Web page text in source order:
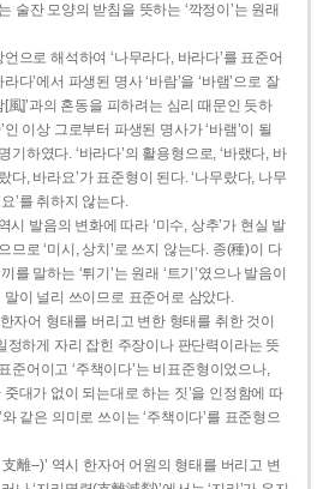
술잔 모양의 받침을 뜻하는 ‘깍정이’는 원래
으로 해석하여 ‘나무라다, 바라다’를 표준어
다’에서 파생된 명사 ‘바람’을 ‘바램’으로 잘
[風]’과의 혼동을 피하려는 심리 때문인 듯하
인 이상 그로부터 파생된 명사가 ‘바램’이 될
기하였다. ‘바라다’의 활용형으로, ‘바랬다, 바
다, 바라요’가 표준형이 된다. ‘나무랐다, 나무
’를 취하지 않는다.
시 발음의 변화에 따라 ‘미수, 상추’가 현실 발
므로 ‘미시, 상치’로 쓰지 않는다. 종(種)이 다
를 말하는 ‘튀기’는 원래 ‘트기’였으나 발음이
말이 널리 쓰이므로 표준어로 삼았다.
자어 형태를 버리고 변한 형태를 취한 것이
정하게 자리 잡힌 주장이나 판단력이라는 뜻
준어이고 ‘주책이다’는 비표준형이었으나,
줏대가 없이 되는대로 하는 짓’을 인정함에 따
같은 의미로 쓰이는 ‘주책이다’를 표준형으
離--)’ 역시 한자어 어원의 형태를 버리고 변